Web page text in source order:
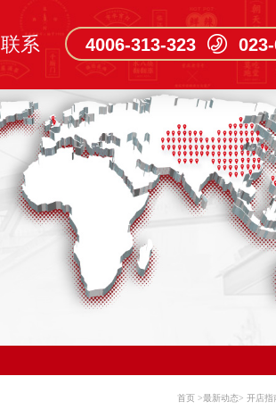
联系 4006-313-323 023-
首页>最新动态>开店指